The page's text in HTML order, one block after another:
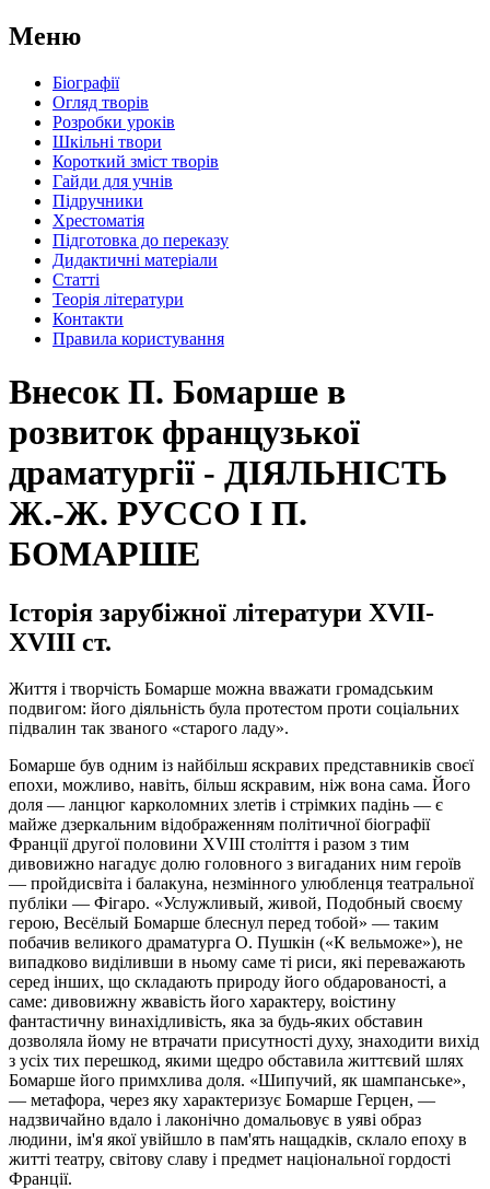
Меню
Біографії
Огляд творів
Розробки уроків
Шкільні твори
Короткий зміст творів
Гайди для учнів
Підручники
Хрестоматія
Підготовка до переказу
Дидактичні матеріали
Статті
Теорія літератури
Контакти
Правила користування
Внесок П. Бомарше в
розвиток французької
драматургії - ДІЯЛЬНІСТЬ
Ж.-Ж. РУССО І П.
БОМАРШЕ
Історія зарубіжної літератури XVII-
XVIII ст.
Життя і творчість Бомарше можна вважати громадським
подвигом: його діяльність була протестом проти соціальних
підвалин так званого «старого ладу».
Бомарше був одним із найбільш яскравих представників своєї
епохи, можливо, навіть, більш яскравим, ніж вона сама. Його
доля — ланцюг карколомних злетів і стрімких падінь — є
майже дзеркальним відображенням політичної біографії
Франції другої половини XVIII століття і разом з тим
дивовижно нагадує долю головного з вигаданих ним героїв
— пройдисвіта і балакуна, незмінного улюбленця театральної
публіки — Фігаро. «Услужливый, живой, Подобный своєму
герою, Весёлый Бомарше блеснул перед тобой» — таким
побачив великого драматурга О. Пушкін («К вельможе»), не
випадково виділивши в ньому саме ті риси, які переважають
серед інших, що складають природу його обдарованості, а
саме: дивовижну жвавість його характеру, воістину
фантастичну винахідливість, яка за будь-яких обставин
дозволяла йому не втрачати присутності духу, знаходити вихід
з усіх тих перешкод, якими щедро обставила життєвий шлях
Бомарше його примхлива доля. «Шипучий, як шампанське»,
— метафора, через яку характеризує Бомарше Герцен, —
надзвичайно вдало і лаконічно домальовує в уяві образ
людини, ім'я якої увійшло в пам'ять нащадків, склало епоху в
житті театру, світову славу і предмет національної гордості
Франції.